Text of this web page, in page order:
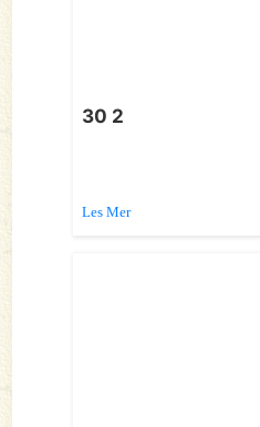
30 2
Les Mer